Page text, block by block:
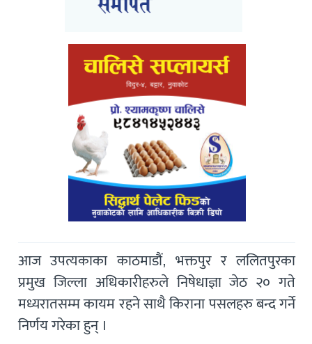
आज उपत्यकाका काठमाडौं, भक्तपुर र ललितपुरका
प्रमुख जिल्ला अधिकारीहरुले निषेधाज्ञा जेठ २० गते
मध्यरातसम्म कायम रहने साथै किराना पसलहरु बन्द गर्ने
निर्णय गरेका हुन् ।